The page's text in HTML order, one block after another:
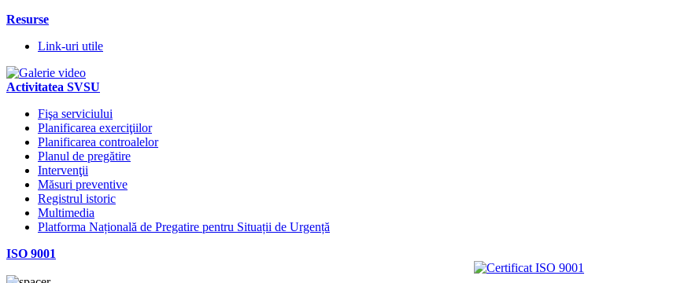
Resurse
Link-uri utile
Activitatea SVSU
Fişa serviciului
Planificarea exerciţiilor
Planificarea controalelor
Planul de pregătire
Intervenţii
Măsuri preventive
Registrul istoric
Multimedia
Platforma Națională de Pregatire pentru Situații de Urgență
ISO 9001